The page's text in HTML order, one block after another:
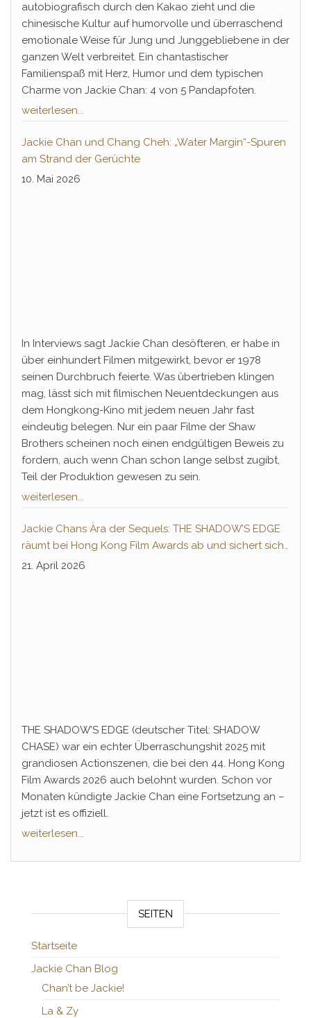
autobiografisch durch den Kakao zieht und die
chinesische Kultur auf humorvolle und überraschend
emotionale Weise für Jung und Junggebliebene in der
ganzen Welt verbreitet. Ein chantastischer
Familienspaß mit Herz, Humor und dem typischen
Charme von Jackie Chan: 4 von 5 Pandapfoten.
weiterlesen...
Jackie Chan und Chang Cheh: „Water Margin“-Spuren
am Strand der Gerüchte
10. Mai 2026
In Interviews sagt Jackie Chan desöfteren, er habe in
über einhundert Filmen mitgewirkt, bevor er 1978
seinen Durchbruch feierte. Was übertrieben klingen
mag, lässt sich mit filmischen Neuentdeckungen aus
dem Hongkong-Kino mit jedem neuen Jahr fast
eindeutig belegen. Nur ein paar Filme der Shaw
Brothers scheinen noch einen endgültigen Beweis zu
fordern, auch wenn Chan schon lange selbst zugibt,
Teil der Produktion gewesen zu sein.
weiterlesen...
Jackie Chans Ära der Sequels: THE SHADOW’S EDGE
räumt bei Hong Kong Film Awards ab und sichert sich
Fortsetzung
21. April 2026
THE SHADOW’S EDGE (deutscher Titel: SHADOW
CHASE) war ein echter Überraschungshit 2025 mit
grandiosen Actionszenen, die bei den 44. Hong Kong
Film Awards 2026 auch belohnt wurden. Schon vor
Monaten kündigte Jackie Chan eine Fortsetzung an –
jetzt ist es offiziell.
weiterlesen...
SEITEN
Startseite
Jackie Chan Blog
Chan’t be Jackie!
La & Zy